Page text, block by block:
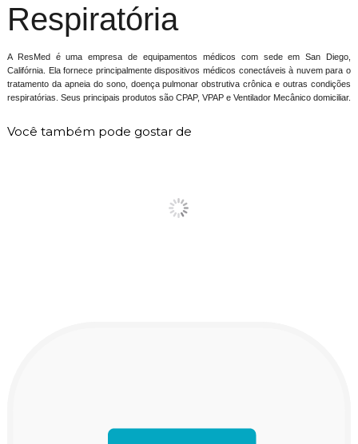
Respiratória
A ResMed é uma empresa de equipamentos médicos com sede em San Diego,
Califórnia. Ela fornece principalmente dispositivos médicos conectáveis ​​à nuvem para o
tratamento da apneia do sono, doença pulmonar obstrutiva crônica e outras condições
respiratórias. Seus principais produtos são CPAP, VPAP e Ventilador Mecânico domiciliar.
Você também pode gostar de